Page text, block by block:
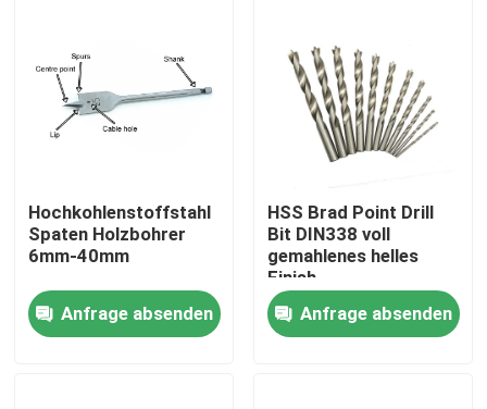
Hochkohlenstoffstahl
Spaten Holzbohrer
6mm-40mm
Anfrage absenden
HSS Brad Point Drill
Bit DIN338 voll
gemahlenes helles
Finish
Anfrage absenden